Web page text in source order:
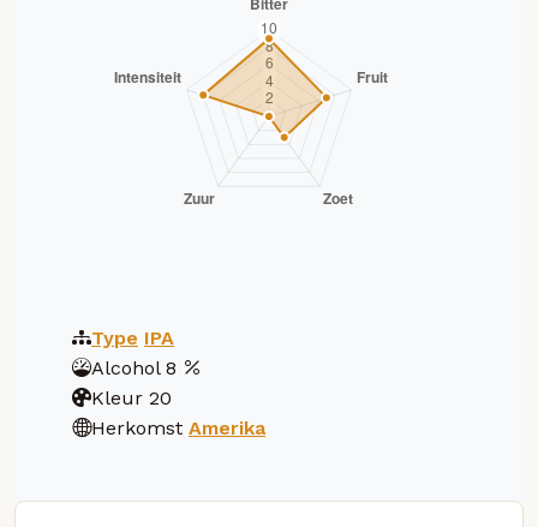
Type IPA
Alcohol 8
Kleur 20
Herkomst Amerika